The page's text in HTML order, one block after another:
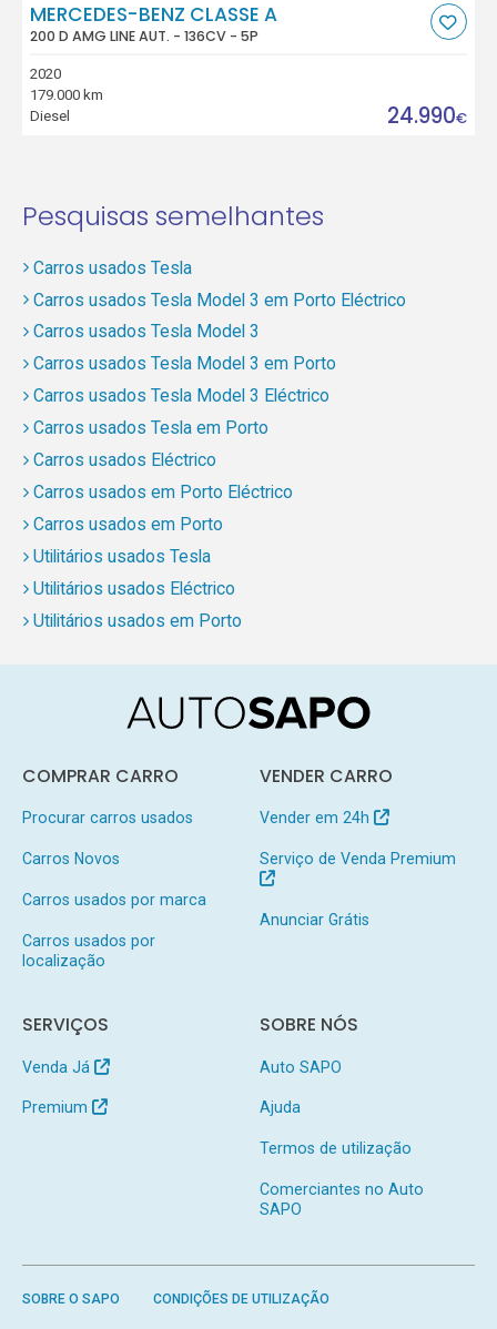
MERCEDES-BENZ CLASSE A
200 D AMG LINE AUT. - 136CV - 5P
2020
179.000 km
Diesel
24.990€
Pesquisas semelhantes
Carros usados Tesla
Carros usados Tesla Model 3 em Porto Eléctrico
Carros usados Tesla Model 3
Carros usados Tesla Model 3 em Porto
Carros usados Tesla Model 3 Eléctrico
Carros usados Tesla em Porto
Carros usados Eléctrico
Carros usados em Porto Eléctrico
Carros usados em Porto
Utilitários usados Tesla
Utilitários usados Eléctrico
Utilitários usados em Porto
COMPRAR CARRO
Procurar carros usados
Carros Novos
Carros usados por marca
Carros usados por
localização
VENDER CARRO
Vender em 24h
Serviço de Venda Premium
Anunciar Grátis
SERVIÇOS
Venda Já
Premium
SOBRE NÓS
Auto SAPO
Ajuda
Termos de utilização
Comerciantes no Auto
SAPO
SOBRE O SAPO CONDIÇÕES DE UTILIZAÇÃO